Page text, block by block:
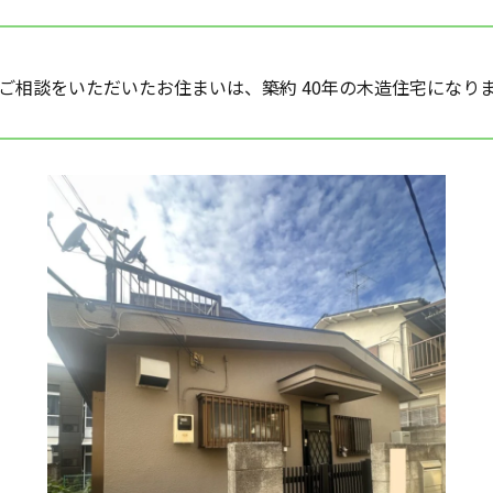
相談をいただいたお住まいは、築約 40年の木造住宅になり